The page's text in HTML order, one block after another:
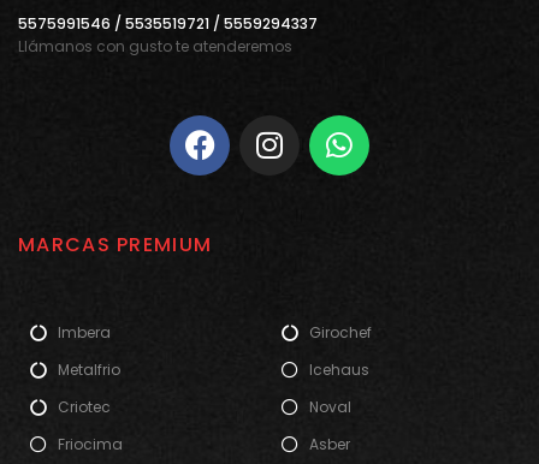
5575991546 / 5535519721 / 5559294337
Llámanos con gusto te atenderemos
MARCAS PREMIUM
Imbera
Metalfrio
Criotec
Friocima
Girochef
Icehaus
Noval
Asber